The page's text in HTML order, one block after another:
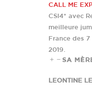
CALL ME
CSI4* avec
meilleure
France des
2019.
SA
LEONTINE